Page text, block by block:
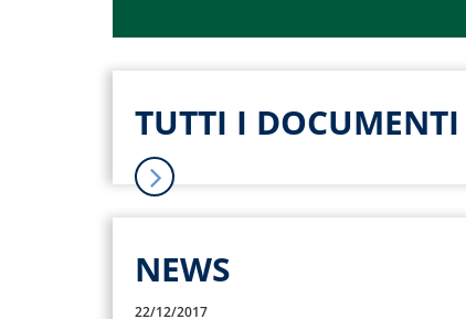
TUTTI I DOCUMENTI
NEWS
22/12/2017